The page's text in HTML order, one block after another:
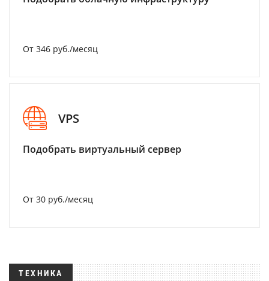
От 346 руб./месяц
VPS
Подобрать виртуальный сервер
От 30 руб./месяц
ТЕХНИКА